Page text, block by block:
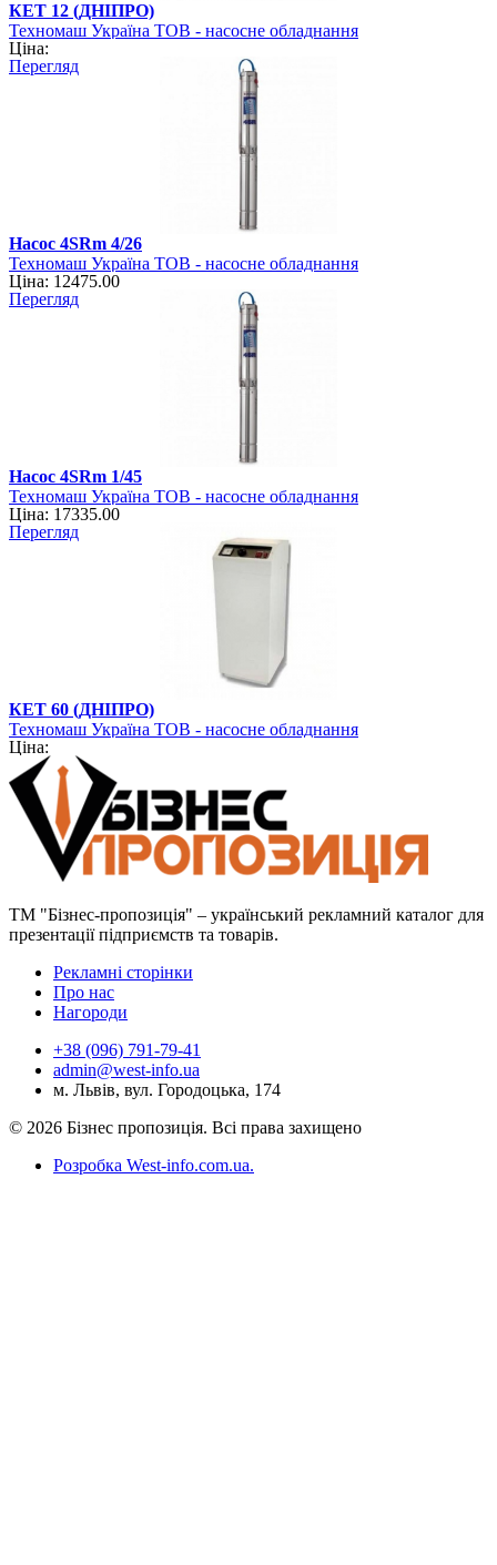
КЕТ 12 (ДНІПРО)
Техномаш Україна ТОВ - насосне обладнання
Ціна:
Перегляд
Насос 4SRm 4/26
Техномаш Україна ТОВ - насосне обладнання
Ціна: 12475.00
Перегляд
Насос 4SRm 1/45
Техномаш Україна ТОВ - насосне обладнання
Ціна: 17335.00
Перегляд
КЕТ 60 (ДНІПРО)
Техномаш Україна ТОВ - насосне обладнання
Ціна:
ТМ "Бізнес-пропозиція" – український рекламний каталог для
презентації підприємств та товарів.
Рекламні сторінки
Про нас
Нагороди
+38 (096) 791-79-41
admin@west-info.ua
м. Львів, вул. Городоцька, 174
© 2026 Бізнес пропозиція. Всі права захищено
Розробка West-info.com.ua.